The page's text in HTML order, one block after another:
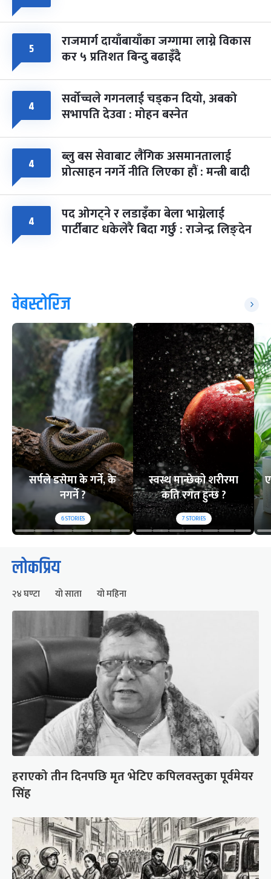
५ राजमार्ग दायाँबायाँका जग्गामा लाग्ने विकास
कर ५ प्रतिशत बिन्दु बढाइँदै
४ सर्वोच्चले गगनलाई चड्कन दियो, अबको
सभापति देउवा : मोहन बस्नेत
४ ब्लु बस सेवाबाट लैंगिक असमानतालाई
प्रोत्साहन नगर्ने नीति लिएका हौं : मन्त्री बादी
४ पद ओगट्ने र लडाइँका बेला भाग्नेलाई
पार्टीबाट धकेलेरै बिदा गर्छु : राजेन्द्र लिङ्देन
वेबस्टोरिज
सर्पले डसेमा के गर्ने, के
नगर्ने ?
6STORIES
स्वस्थ मान्छेको शरीरमा
कति रगत हुन्छ ?
7STORIES
लोकप्रिय
२४ घण्टा यो साता यो महिना
हराएको तीन दिनपछि मृत भेटिए कपिलवस्तुका पूर्वमेयर
सिंह